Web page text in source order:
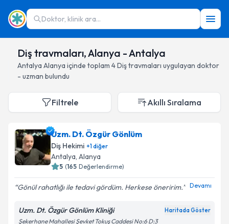
Doktor, klinik ara...
Diş travmaları, Alanya - Antalya
Antalya Alanya içinde toplam 4Diş travmaları uygulayan doktor
- uzman bulundu
Filtrele Akıllı Sıralama
Uzm. Dt. Özgür Gönlüm
Diş Hekimi +1diğer
Antalya, Alanya
5 (165 Değerlendirme)
Gönül rahatlığı ile tedavi gördüm. Herkese öneririm. Devamı
Uzm. Dt. Özgür Gönlüm Kliniği Haritada Göster
Şekerhane Mahallesi Şevket Tokuş Caddesi No:6 D:3